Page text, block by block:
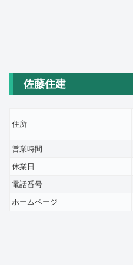
佐藤住建
住所
営業時間
休業日
電話番号
ホームページ